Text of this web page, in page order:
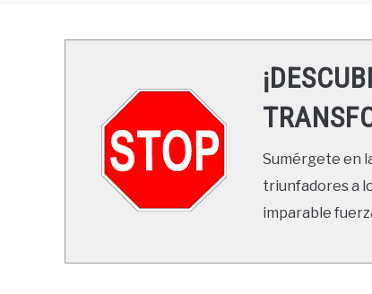
Sumérgete en
triunfadores a
imparable